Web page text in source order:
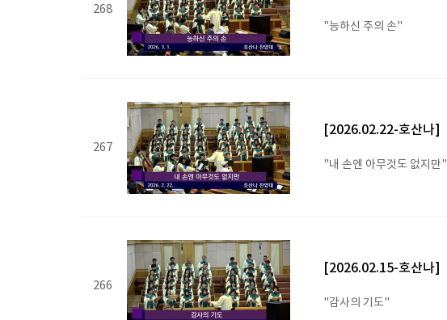
268
"능하신 주의 손"
267
[2026.02.22-호산나]
"내 손엔 아무것도 없지만"
266
[2026.02.15-호산나]
"감사의 기도"